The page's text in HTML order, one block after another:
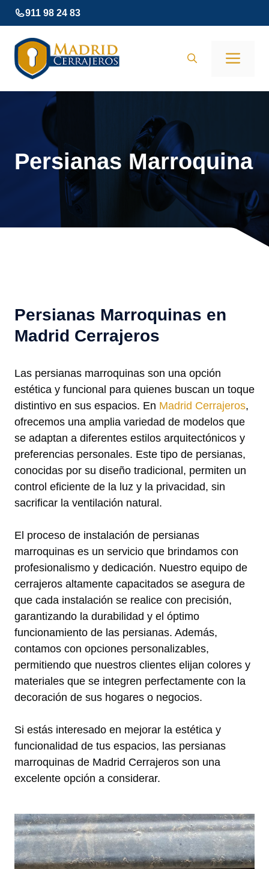
Saltar
al
contenido
911 98 24 83
Persianas Marroquina
Persianas Marroquinas en
Madrid Cerrajeros
Las persianas marroquinas son una opción
estética y funcional para quienes buscan un toque
distintivo en sus espacios. En Madrid Cerrajeros,
ofrecemos una amplia variedad de modelos que
se adaptan a diferentes estilos arquitectónicos y
preferencias personales. Este tipo de persianas,
conocidas por su diseño tradicional, permiten un
control eficiente de la luz y la privacidad, sin
sacrificar la ventilación natural.
El proceso de instalación de persianas
marroquinas es un servicio que brindamos con
profesionalismo y dedicación. Nuestro equipo de
cerrajeros altamente capacitados se asegura de
que cada instalación se realice con precisión,
garantizando la durabilidad y el óptimo
funcionamiento de las persianas. Además,
contamos con opciones personalizables,
permitiendo que nuestros clientes elijan colores y
materiales que se integren perfectamente con la
decoración de sus hogares o negocios.
Si estás interesado en mejorar la estética y
funcionalidad de tus espacios, las persianas
marroquinas de Madrid Cerrajeros son una
excelente opción a considerar.